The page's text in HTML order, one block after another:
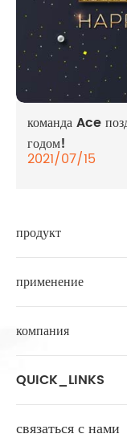
команда Ace
годом!
2021/07/15
продукт
применение
компания
QUICK_LINKS
связаться с нами